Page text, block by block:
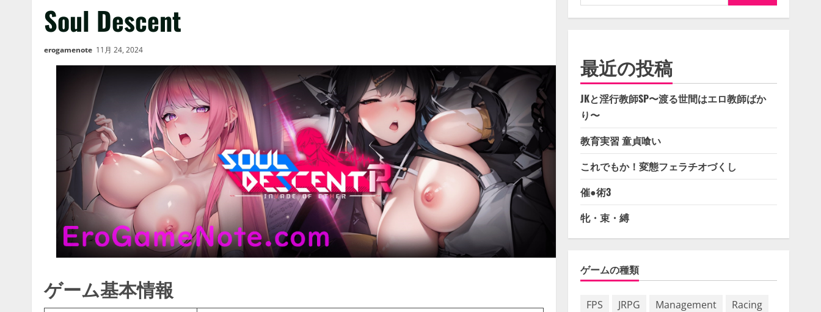
Soul Descent
erogamenote 11月 24, 2024
ゲーム基本情報
索:
最近の投稿
JKと淫行教師SP〜渡る世間はエロ教師ばか
り〜
教育実習 童貞喰い
これでもか！変態フェラチオづくし
催●術3
牝・束・縛
ゲームの種類
FPS JRPG Management
Racing